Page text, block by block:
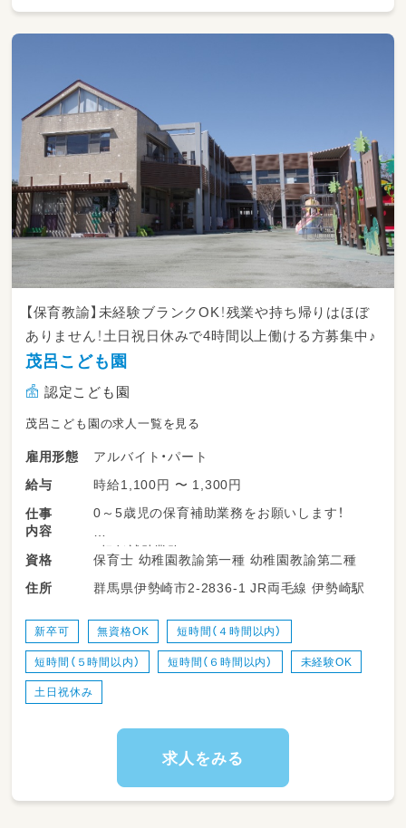
【保育教諭】未経験ブランクOK！残業や持ち帰りはほぼ
ありません！土日祝日休みで4時間以上働ける方募集中♪
茂呂こども園
認定こども園
茂呂こども園の求人一覧を見る
雇用形態
アルバイト・パート
給与
時給1,100円 〜 1,300円
仕事
内容
0～5歳児の保育補助業務をお願いします！
・担任補助業務
・健康面での管理を行いながら、
生活習慣の指導(食事・睡眠・排泄・着替え等)
・清掃等のその他保育に係る業務
ご不明な点ありましたら
お気軽にお問い合わせください！
資格
保育士 幼稚園教諭第一種 幼稚園教諭第二種
住所
群馬県伊勢崎市2-2836-1 JR両毛線 伊勢崎駅
新卒可 無資格OK 短時間（４時間以内）
短時間（５時間以内） 短時間（６時間以内） 未経験OK
土日祝休み
求人をみる